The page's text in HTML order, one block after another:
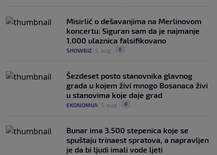
Misirlić o dešavanjima na Merlinovom
koncertu: Siguran sam da je najmanje
1.000 ulaznica falsifikovano
SHOWBIZ 5. aug. 0
Šezdeset posto stanovnika glavnog
grada u kojem živi mnogo Bosanaca živi
u stanovima koje daje grad
EKONOMIJA 5. aug. 0
Bunar imа 3.500 stepenica koje se
spuštaju trinaest spratova, a napravljen
je da bi ljudi imali vode ljeti